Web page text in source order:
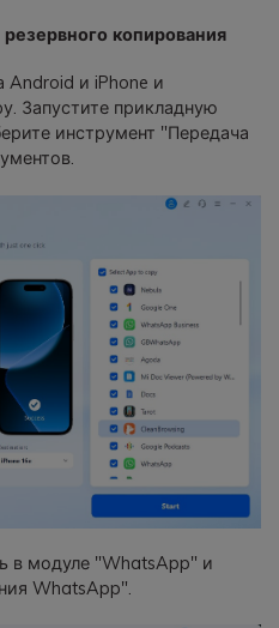
копирования
Android и iPhone и
Запустите прикладную
инструмент "Передача
в модуле "WhatsApp" и
WhatsApp".